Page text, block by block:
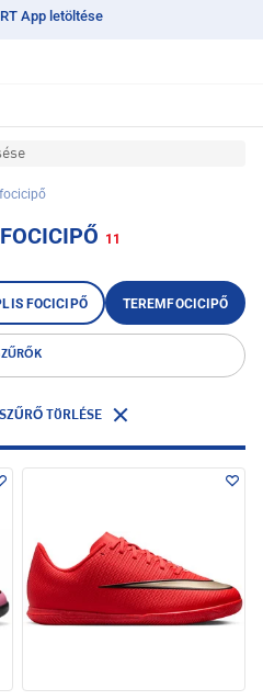
App letöltése
11
FOCICIPŐ TEREMFOCICIPŐ
SZŰRŐ TÖRLÉSE